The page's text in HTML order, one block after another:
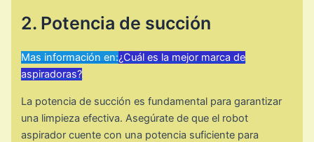
2. Potencia de succión
Mas información en:¿Cuál es la mejor marca de
aspiradoras?
La potencia de succión es fundamental para garantizar
una limpieza efectiva. Asegúrate de que el robot
aspirador cuente con una potencia suficiente para